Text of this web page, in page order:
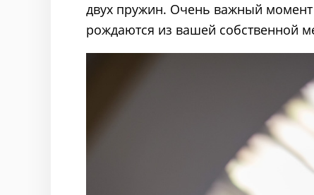
двух пружин. Очень важный
рождаются из вашей собственной